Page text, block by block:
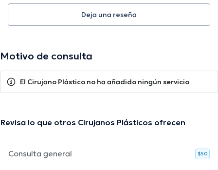
Deja una reseña
Motivo de consulta
El Cirujano Plástico no ha añadido ningún servicio
Revisa lo que otros Cirujanos Plásticos ofrecen
Consulta general $50